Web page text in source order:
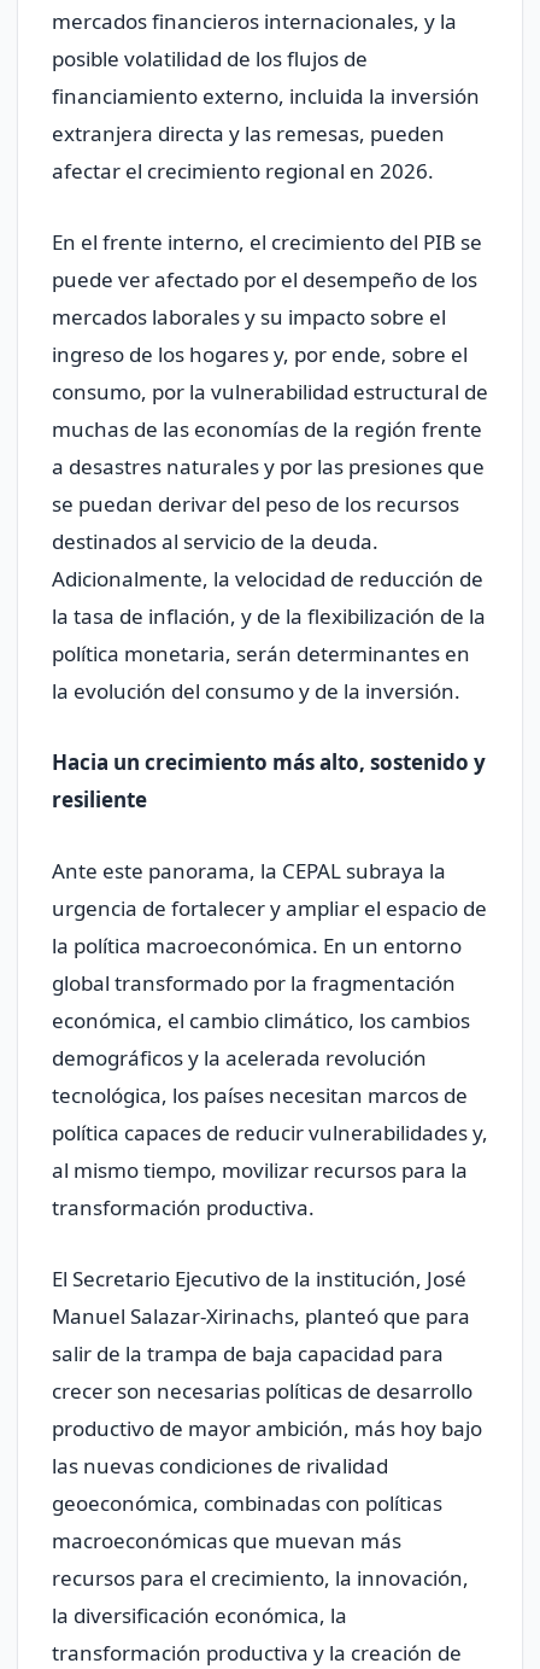
mercados financieros internacionales, y la
posible volatilidad de los flujos de
financiamiento externo, incluida la inversión
extranjera directa y las remesas, pueden
afectar el crecimiento regional en 2026.
En el frente interno, el crecimiento del PIB se
puede ver afectado por el desempeño de los
mercados laborales y su impacto sobre el
ingreso de los hogares y, por ende, sobre el
consumo, por la vulnerabilidad estructural de
muchas de las economías de la región frente
a desastres naturales y por las presiones que
se puedan derivar del peso de los recursos
destinados al servicio de la deuda.
Adicionalmente, la velocidad de reducción de
la tasa de inflación, y de la flexibilización de la
política monetaria, serán determinantes en
la evolución del consumo y de la inversión.
Hacia un crecimiento más alto, sostenido y
resiliente
Ante este panorama, la CEPAL subraya la
urgencia de fortalecer y ampliar el espacio de
la política macroeconómica. En un entorno
global transformado por la fragmentación
económica, el cambio climático, los cambios
demográficos y la acelerada revolución
tecnológica, los países necesitan marcos de
política capaces de reducir vulnerabilidades y,
al mismo tiempo, movilizar recursos para la
transformación productiva.
El Secretario Ejecutivo de la institución, José
Manuel Salazar-Xirinachs, planteó que para
salir de la trampa de baja capacidad para
crecer son necesarias políticas de desarrollo
productivo de mayor ambición, más hoy bajo
las nuevas condiciones de rivalidad
geoeconómica, combinadas con políticas
macroeconómicas que muevan más
recursos para el crecimiento, la innovación,
la diversificación económica, la
transformación productiva y la creación de